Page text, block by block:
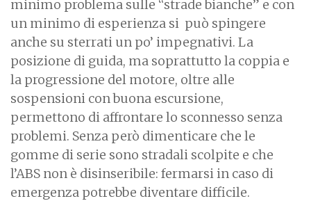
minimo problema sulle “strade bianche” e con
un minimo di esperienza si può spingere
anche su sterrati un po’ impegnativi. La
posizione di guida, ma soprattutto la coppia e
la progressione del motore, oltre alle
sospensioni con buona escursione,
permettono di affrontare lo sconnesso senza
problemi. Senza però dimenticare che le
gomme di serie sono stradali scolpite e che
l’ABS non è disinseribile: fermarsi in caso di
emergenza potrebbe diventare difficile.